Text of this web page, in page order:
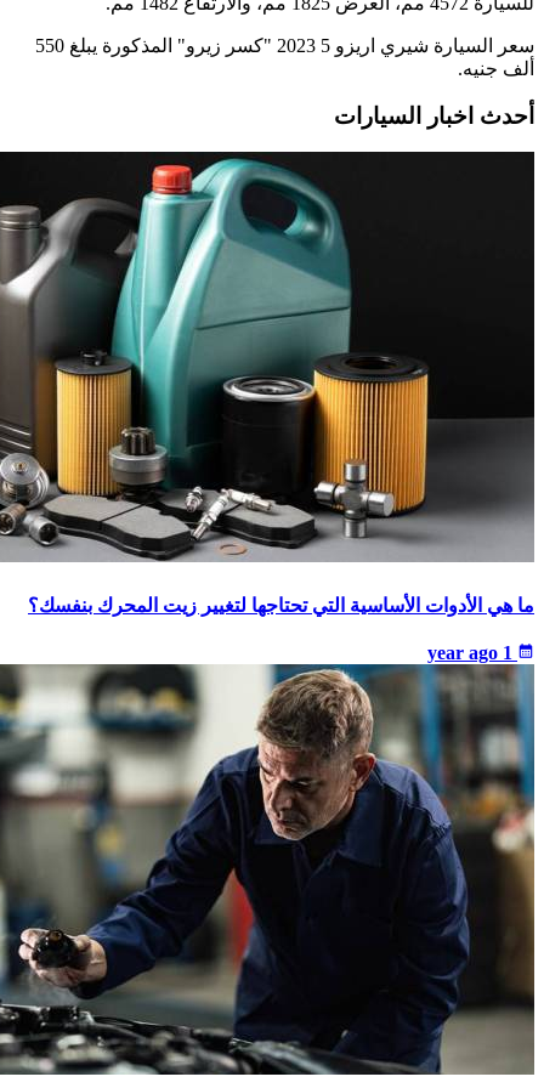
سعر السيارة شيري اريزو 5 2023 "كسر زيرو" المذكورة يبلغ 550
ألف جنيه.
أحدث اخبار السيارات
ما هي الأدوات الأساسية التي تحتاجها لتغيير زيت المحرك بنفسك؟
calendar_month